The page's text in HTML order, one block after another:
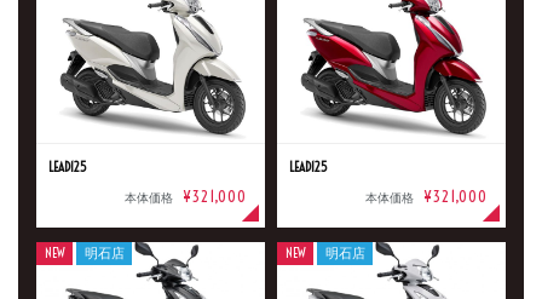
LEAD125
本体価格 ¥321,000
LEAD125
本体価格 ¥321,000
NEW 明石店 NEW 明石店
価格